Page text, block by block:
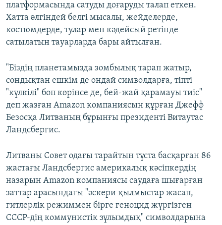
платформасында сатуды доғаруды талап еткен.
Хатта әлгіндей белгі мысалы, жейделерде,
костюмдерде, тулар мен кәдейсый ретінде
сатылатын тауарларда бары айтылған.
"Біздің планетамызда зомбылық тарап жатыр,
сондықтан ешкім де ондай символдарға, тіпті
"күлкілі" боп көрінсе де, бей-жай қарамауы тиіс"
деп жазған Amazon компаниясын құрған Джефф
Безосқа Литваның бұрынғы президенті Витаутас
Ландсбергис.
Литваны Совет одағы тарайтын тұста басқарған 86
жастағы Ландсбергис америкалық кәсіпкердің
назарын Amazon компаниясы саудаға шығарған
заттар арасындағы "әскери қылмыстар жасап,
гитлерлік режиммен бірге геноцид жүргізген
СССР-дің коммунистік зұлымдық" символдарына